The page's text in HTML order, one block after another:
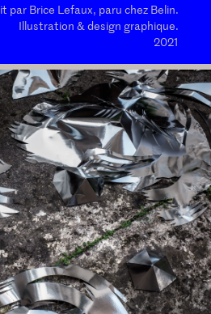
par Brice Lefaux, paru chez Belin.
Illustration & design graphique.
2021